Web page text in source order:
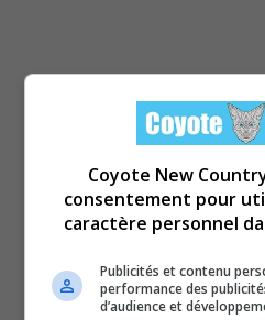
Coyote New
consentement pour
caractère personnel
Publicités et contenu
performance des
d’audience et